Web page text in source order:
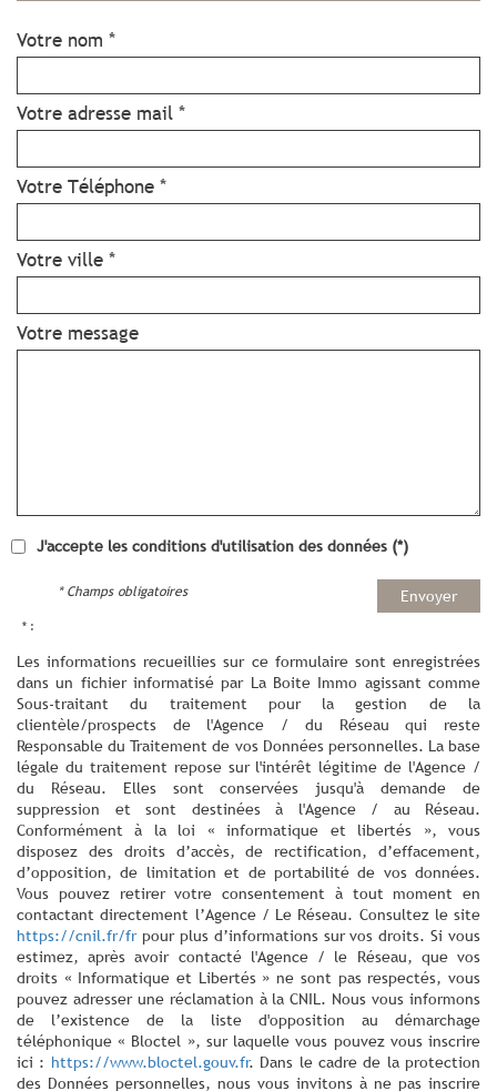
Votre nom *
Votre adresse mail *
Votre Téléphone *
Votre ville *
Votre message
J'accepte les conditions d'utilisation des données (*)
Envoyer
* Champs obligatoires
* :
Les informations recueillies sur ce formulaire sont enregistrées
dans un fichier informatisé par La Boite Immo agissant comme
Sous-traitant du traitement pour la gestion de la
clientèle/prospects de l'Agence / du Réseau qui reste
Responsable du Traitement de vos Données personnelles. La base
légale du traitement repose sur l'intérêt légitime de l'Agence /
du Réseau. Elles sont conservées jusqu'à demande de
suppression et sont destinées à l'Agence / au Réseau.
Conformément à la loi « informatique et libertés », vous
disposez des droits d’accès, de rectification, d’effacement,
d’opposition, de limitation et de portabilité de vos données.
Vous pouvez retirer votre consentement à tout moment en
contactant directement l’Agence / Le Réseau. Consultez le site
https://cnil.fr/frpour plus d’informations sur vos droits. Si vous
estimez, après avoir contacté l'Agence / le Réseau, que vos
droits « Informatique et Libertés » ne sont pas respectés, vous
pouvez adresser une réclamation à la CNIL. Nous vous informons
de l’existence de la liste d'opposition au démarchage
téléphonique « Bloctel », sur laquelle vous pouvez vous inscrire
ici : https://www.bloctel.gouv.fr. Dans le cadre de la protection
des Données personnelles, nous vous invitons à ne pas inscrire